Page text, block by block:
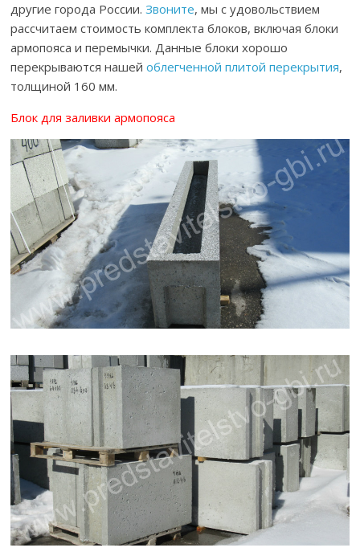
другие города России.Звоните, мы с удовольствием
рассчитаем стоимость комплекта блоков, включая блоки
армопояса и перемычки. Данные блоки хорошо
перекрываются нашейоблегченной плитой перекрытия,
толщиной 160 мм.
Блок для заливки армопояса